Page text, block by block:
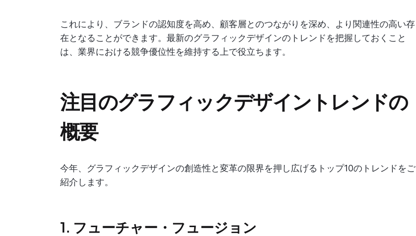
これにより、ブランドの認知度を高め、顧客層とのつながりを深め、より関連性の高い存
在となることができます。最新のグラフィックデザインのトレンドを把握しておくこと
は、業界における競争優位性を維持する上で役立ちます。
注目のグラフィックデザイントレンドの
概要
今年、グラフィックデザインの創造性と変革の限界を押し広げるトップ10のトレンドをご
紹介します。
1. フューチャー・フュージョン